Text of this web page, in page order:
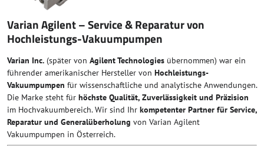
Varian Agilent – Service & Reparatur von
Hochleistungs-Vakuumpumpen
Varian Inc. (später von Agilent Technologies übernommen) war ein
führender amerikanischer Hersteller von Hochleistungs-
Vakuumpumpen für wissenschaftliche und analytische Anwendungen.
Die Marke steht für höchste Qualität, Zuverlässigkeit und Präzision
im Hochvakuumbereich. Wir sind Ihr kompetenter Partner für Service,
Reparatur und Generalüberholung von Varian Agilent
Vakuumpumpen in Österreich.